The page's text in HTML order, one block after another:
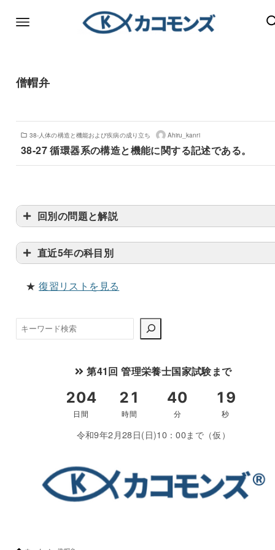
僧帽弁
38-人体の構造と機能および疾病の成り立ち Ahiru_kanri
38-27 循環器系の構造と機能に関する記述である。
回別の問題と解説
直近5年の科目別
★復習リストを見る
検
索
第41回 管理栄養士国家試験まで
令和9年2月28日(日)10：00まで（仮）